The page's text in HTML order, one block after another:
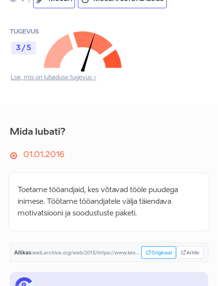
TUGEVUS
3 / 5
Loe, mis on lubaduse tugevus >
Mida lubati?
01.01.2016
Toetame tööandjaid, kes võtavad tööle puudega
inimese. Töötame tööandjatele välja täiendava
motivatsiooni ja soodustuste paketi.
Allikas: Originaal Arhiiv